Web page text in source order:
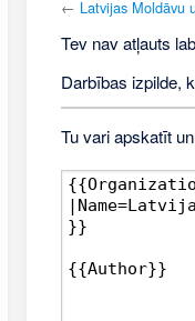
← Latvijas Moldāvu
Tev nav atļauts
Darbības izpilde,
Tu vari apskatīt